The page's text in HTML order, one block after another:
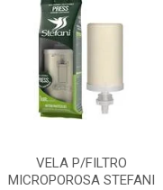
VELA P/FILTRO
MICROPOROSA STEFANI